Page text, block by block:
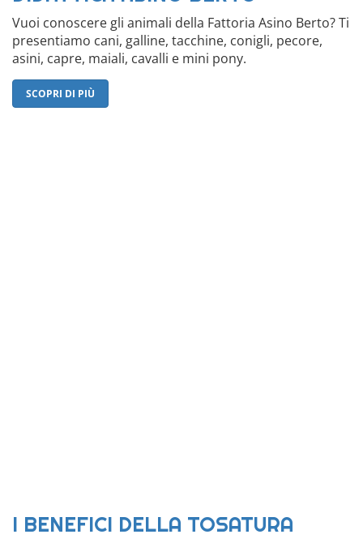
Vuoi conoscere gli animali della Fattoria Asino Berto? Ti
presentiamo cani, galline, tacchine, conigli, pecore,
asini, capre, maiali, cavalli e mini pony.
SCOPRI DI PIÙ
I BENEFICI DELLA TOSATURA